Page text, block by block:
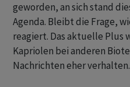
geworden, an sich stand
Agenda. Bleibt die Frage,
reagiert. Das aktuelle Plus
Kapriolen bei anderen
Nachrichten eher verhalten.